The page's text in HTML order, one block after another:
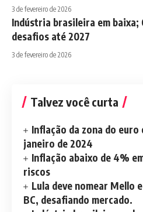
3 de fevereiro de 2026
Indústria brasileira em baixa;
desafios até 2027
3 de fevereiro de 2026
Talvez você curta
Inflação da zona do euro
janeiro de 2024
Inflação abaixo de 4%
riscos
Lula deve nomear Mello
BC, desafiando mercado.